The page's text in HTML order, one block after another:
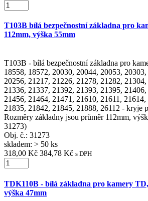
T103B bílá bezpečnostní základna pro
112mm, výška 55mm
T103B - bílá bezpečnostní základna pro
18558, 18572, 20030, 20044, 20053,
20256, 21217, 21226, 21278, 21282,
21336, 21337, 21392, 21393, 21395,
21456, 21464, 21471, 21610, 21611,
21835, 21842, 21845, 21888, 26112 - kryje
Rozměry základny jsou průměr 112mm,
31273)
Obj. č.: 31273
skladem: > 50 ks
318,00 Kč 384,78 Kč s DPH
TDK110B - bílá základna pro kamery
výška 47mm